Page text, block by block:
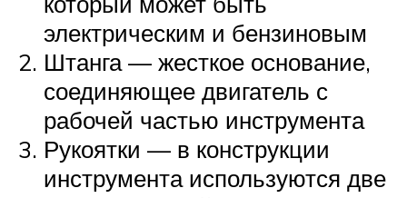
электрическим и бензиновым
Штанга — жесткое основание,
соединяющее двигатель с
рабочей частью инструмента
Рукоятки — в конструкции
инструмента используются две